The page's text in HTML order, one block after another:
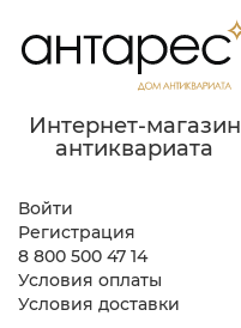
Интернет-магазин
антиквариата
Войти
Регистрация
8 800 500 47 14
Условия оплаты
Условия доставки